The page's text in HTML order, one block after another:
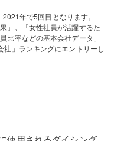
年で5回目となります。
」、「女性社員が活躍するた
比率などの基本会社データ」
」ランキングにエントリーし